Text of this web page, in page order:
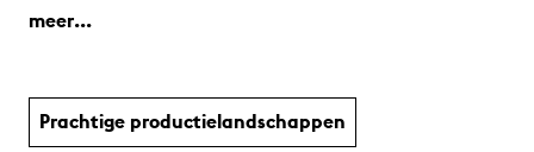
meer...
Prachtige productie­land­schap­pen